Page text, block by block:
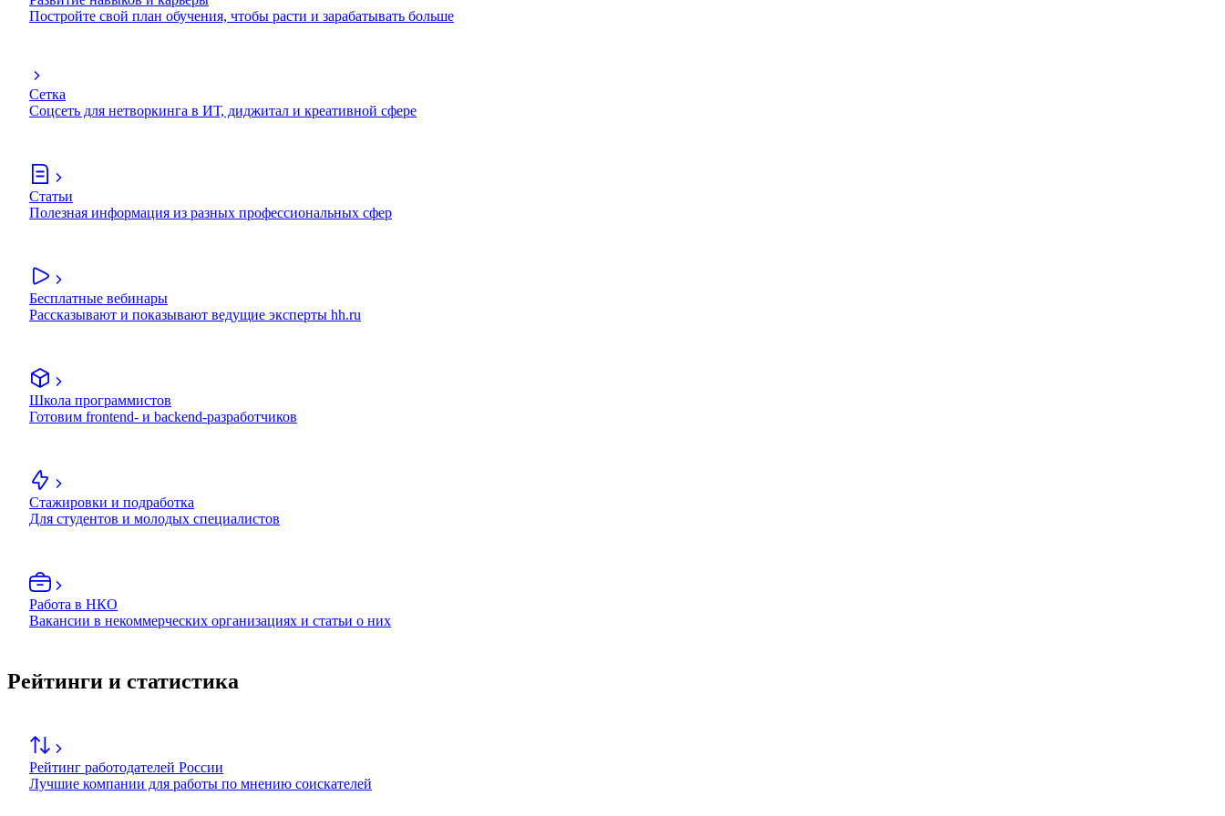
Постройте свой план обучения, чтобы расти и зарабатывать больше
Сетка
Соцсеть для нетворкинга в ИТ, диджитал и креативной сфере
Статьи
Полезная информация из разных профессиональных сфер
Бесплатные вебинары
Рассказывают и показывают ведущие эксперты hh.ru
Школа программистов
Готовим frontend- и backend-разработчиков
Стажировки и подработка
Для студентов и молодых специалистов
Работа в НКО
Вакансии в некоммерческих организациях и статьи о них
Рейтинги и статистика
Рейтинг работодателей России
Лучшие компании для работы по мнению соискателей